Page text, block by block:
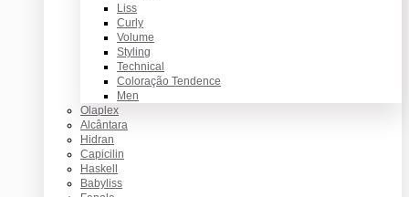
Liss
Curly
Volume
Styling
Technical
Coloração Tendence
Men
Olaplex
Alcântara
Hidran
Capicilin
Haskell
Babyliss